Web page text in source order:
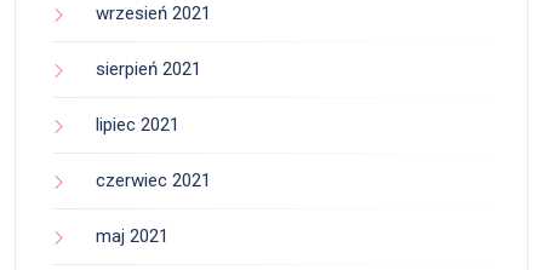
wrzesień 2021
sierpień 2021
lipiec 2021
czerwiec 2021
maj 2021